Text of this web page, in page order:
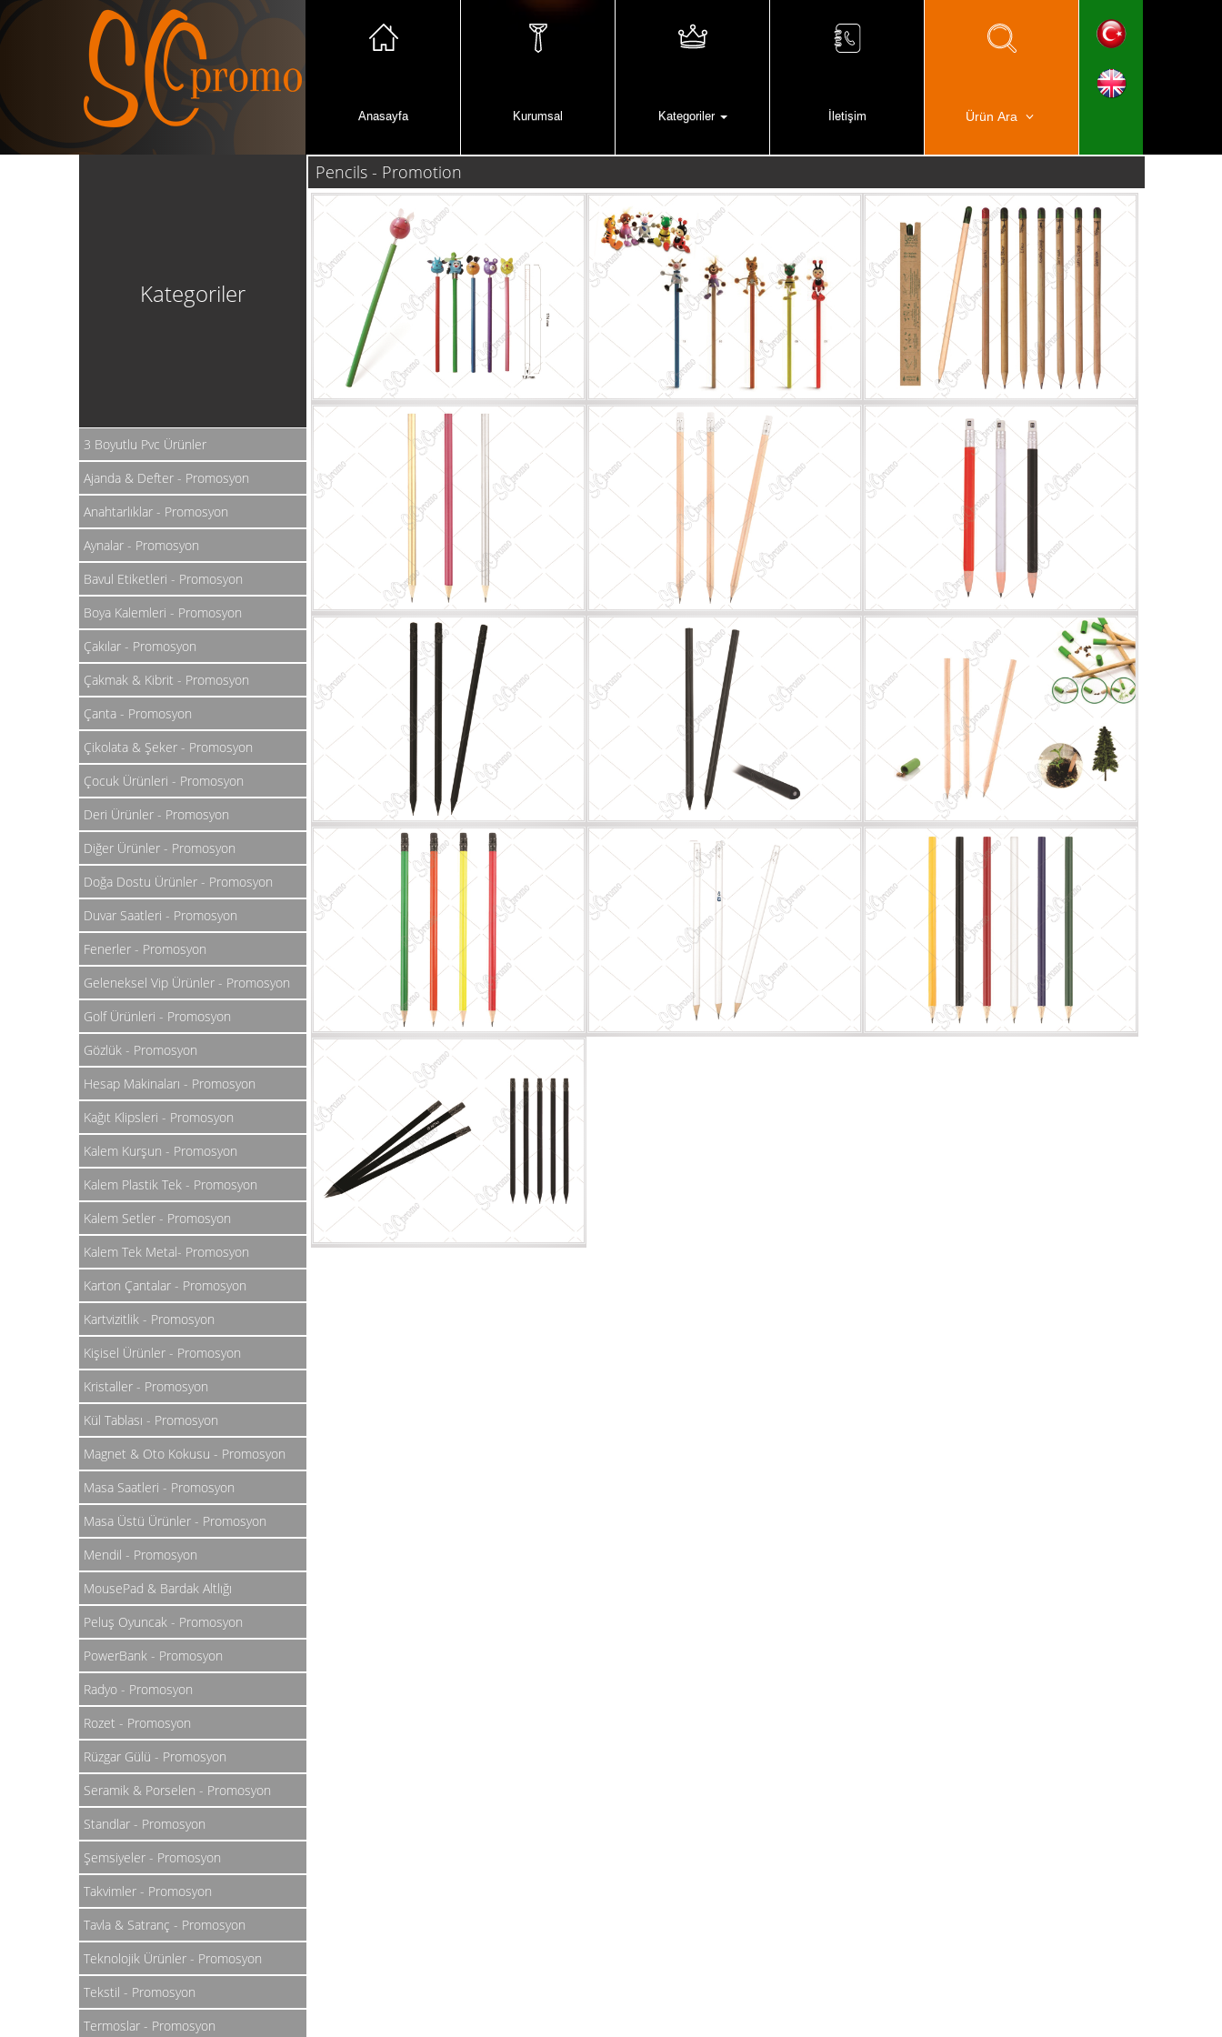
Anasayfa Kurumsal Kategoriler İletişim Ürün Ara
Kategoriler
3 Boyutlu Pvc Ürünler
Ajanda & Defter - Promosyon
Anahtarlıklar - Promosyon
Aynalar - Promosyon
Bavul Etiketleri - Promosyon
Boya Kalemleri - Promosyon
Çakılar - Promosyon
Çakmak & Kibrit - Promosyon
Çanta - Promosyon
Çikolata & Şeker - Promosyon
Çocuk Ürünleri - Promosyon
Deri Ürünler - Promosyon
Diğer Ürünler - Promosyon
Doğa Dostu Ürünler - Promosyon
Duvar Saatleri - Promosyon
Fenerler - Promosyon
Geleneksel Vip Ürünler - Promosyon
Golf Ürünleri - Promosyon
Gözlük - Promosyon
Hesap Makinaları - Promosyon
Kağıt Klipsleri - Promosyon
Kalem Kurşun - Promosyon
Kalem Plastik Tek - Promosyon
Kalem Setler - Promosyon
Kalem Tek Metal- Promosyon
Karton Çantalar - Promosyon
Kartvizitlik - Promosyon
Kişisel Ürünler - Promosyon
Kristaller - Promosyon
Kül Tablası - Promosyon
Magnet & Oto Kokusu - Promosyon
Masa Saatleri - Promosyon
Masa Üstü Ürünler - Promosyon
Mendil - Promosyon
MousePad & Bardak Altlığı
Peluş Oyuncak - Promosyon
PowerBank - Promosyon
Radyo - Promosyon
Rozet - Promosyon
Rüzgar Gülü - Promosyon
Seramik & Porselen - Promosyon
Standlar - Promosyon
Şemsiyeler - Promosyon
Takvimler - Promosyon
Tavla & Satranç - Promosyon
Teknolojik Ürünler - Promosyon
Tekstil - Promosyon
Termoslar - Promosyon
Pencils - Promotion